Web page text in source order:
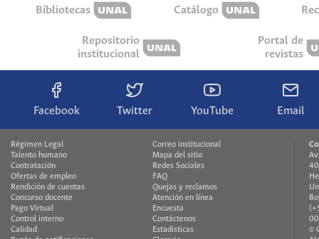
Bibliotecas Catálogo
Repositorio
institucional
Portal de
revistas
Facebook Twitter YouTube Email
Régimen Legal
Talento humano
Contratación
Ofertas de empleo
Rendición de cuentas
Concurso docente
Pago Virtual
Control interno
Calidad
Correo institucional
Mapa del sitio
Redes Sociales
FAQ
Quejas y reclamos
Atención en línea
Encuesta
Contáctenos
Estadísticas
©